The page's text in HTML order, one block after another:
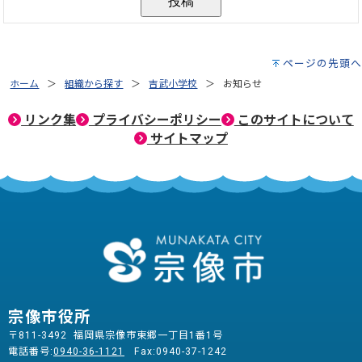
ページの先頭へ
ホーム 組織から探す 吉武小学校 お知らせ
リンク集 プライバシーポリシー
このサイトについて
サイトマップ
宗像市役所
〒811-3492 福岡県宗像市東郷一丁目1番1号
電話番号:0940-36-1121 Fax:0940-37-1242